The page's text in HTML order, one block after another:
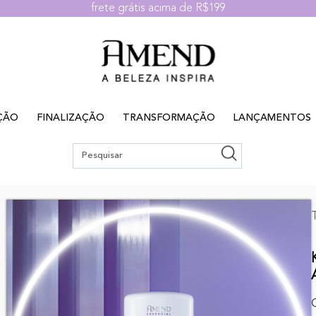
frete grátis acima de R$199
FINALIZAÇÃO TRANSFORMAÇÃO LANÇAMENTOS